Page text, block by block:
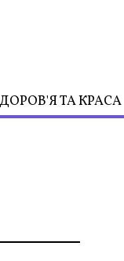
ТА КРАСА